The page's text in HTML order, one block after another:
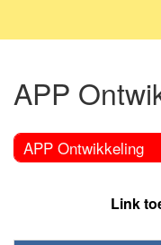
APP
APP Ontwikkeling
Link